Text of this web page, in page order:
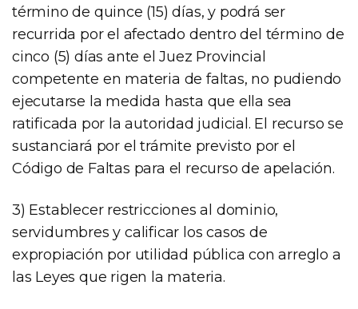
término de quince (15) días, y podrá ser
recurrida por el afectado dentro del término de
cinco (5) días ante el Juez Provincial
competente en materia de faltas, no pudiendo
ejecutarse la medida hasta que ella sea
ratificada por la autoridad judicial. El recurso se
sustanciará por el trámite previsto por el
Código de Faltas para el recurso de apelación.
3) Establecer restricciones al dominio,
servidumbres y calificar los casos de
expropiación por utilidad pública con arreglo a
las Leyes que rigen la materia.